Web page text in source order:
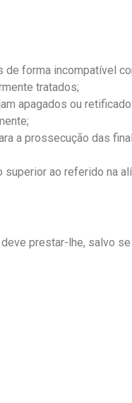
forma incompatível
tratados;
apagados ou
a prossecução das
ao referido na
prestar-lhe, salvo